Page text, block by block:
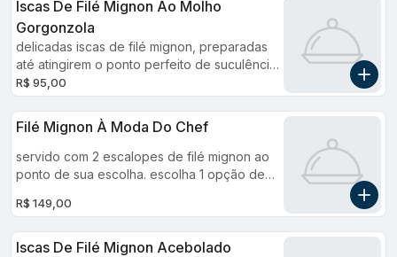
Iscas De Filé Mignon Ao Molho
Gorgonzola
delicadas iscas de filé mignon, preparadas
até atingirem o ponto perfeito de suculência,
banhadas em um cremoso e aromático molho
de gorgonzola. este prato é servido com
uma cesta de torradas crocantes, ideal para
mergulhar no molho e saborear até a última
gota.
R$ 95,00
Filé Mignon À Moda Do Chef
servido com 2 escalopes de filé mignon ao
ponto de sua escolha. escolha 1 opção de
R$ 149,00
Iscas De Filé Mignon Acebolado